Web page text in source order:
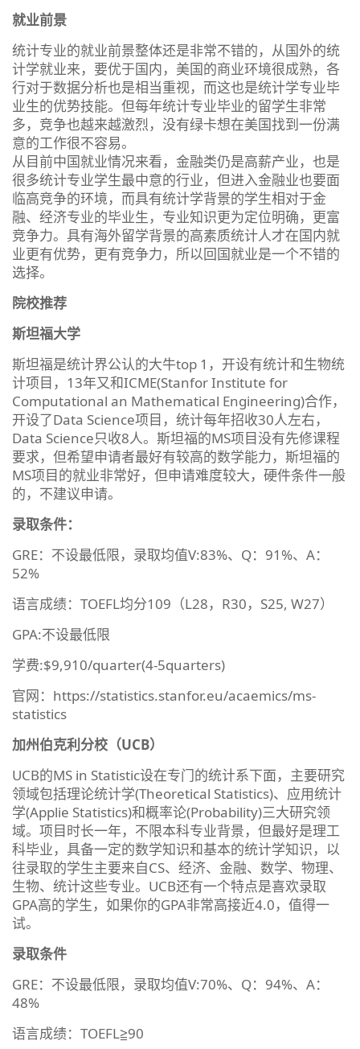
就业前景
统计专业的就业前景整体还是非常不错的，从国外的统
计学就业来，要优于国内，美国的商业环境很成熟，各
行对于数据分析也是相当重视，而这也是统计学专业毕
业生的优势技能。但每年统计专业毕业的留学生非常
多，竞争也越来越激烈，没有绿卡想在美国找到一份满
意的工作很不容易。
从目前中国就业情况来看，金融类仍是高薪产业，也是
很多统计专业学生最中意的行业，但进入金融业也要面
临高竞争的环境，而具有统计学背景的学生相对于金
融、经济专业的毕业生，专业知识更为定位明确，更富
竞争力。具有海外留学背景的高素质统计人才在国内就
业更有优势，更有竞争力，所以回国就业是一个不错的
选择。
院校推荐
斯坦福大学
斯坦福是统计界公认的大牛top 1，开设有统计和生物统
计项目，13年又和ICME(Stanfor Institute for
Computational an Mathematical Engineering)合作，
开设了Data Science项目，统计每年招收30人左右，
Data Science只收8人。斯坦福的MS项目没有先修课程
要求，但希望申请者最好有较高的数学能力，斯坦福的
MS项目的就业非常好，但申请难度较大，硬件条件一般
的，不建议申请。
录取条件：
GRE：不设最低限，录取均值V:83%、Q：91%、A：
52%
语言成绩：TOEFL均分109（L28，R30，S25, W27）
GPA:不设最低限
学费:$9,910/quarter(4-5quarters)
官网：https://statistics.stanfor.eu/acaemics/ms-
statistics
加州伯克利分校（UCB）
UCB的MS in Statistic设在专门的统计系下面，主要研究
领域包括理论统计学(Theoretical Statistics)、应用统计
学(Applie Statistics)和概率论(Probability)三大研究领
域。项目时长一年，不限本科专业背景，但最好是理工
科毕业，具备一定的数学知识和基本的统计学知识，以
往录取的学生主要来自CS、经济、金融、数学、物理、
生物、统计这些专业。UCB还有一个特点是喜欢录取
GPA高的学生，如果你的GPA非常高接近4.0，值得一
试。
录取条件
GRE：不设最低限，录取均值V:70%、Q：94%、A：
48%
语言成绩：TOEFL≧90